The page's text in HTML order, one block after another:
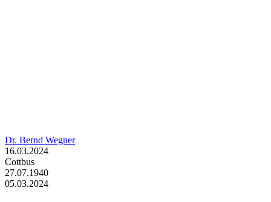
Dr. Bernd Wegner
16.03.2024
Cottbus
27.07.1940
05.03.2024